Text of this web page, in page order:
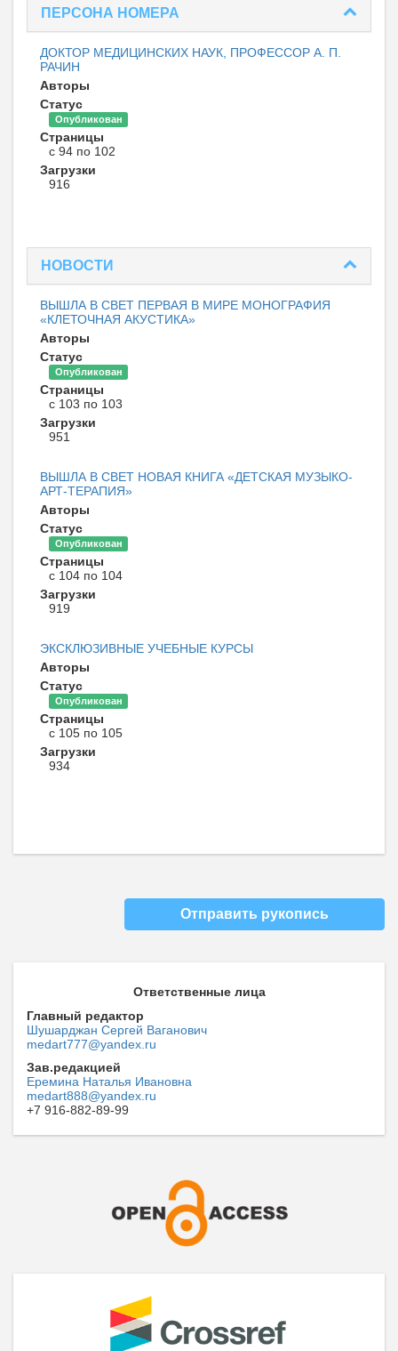
ПЕРСОНА НОМЕРА
ДОКТОР МЕДИЦИНСКИХ НАУК, ПРОФЕССОР А. П.
РАЧИН
Авторы
Статус
Опубликован
Страницы
с 94 по 102
Загрузки
916
НОВОСТИ
ВЫШЛА В СВЕТ ПЕРВАЯ В МИРЕ МОНОГРАФИЯ
«КЛЕТОЧНАЯ АКУСТИКА»
Авторы
Статус
Опубликован
Страницы
с 103 по 103
Загрузки
951
ВЫШЛА В СВЕТ НОВАЯ КНИГА «ДЕТСКАЯ МУЗЫКО-
АРТ-ТЕРАПИЯ»
Авторы
Статус
Опубликован
Страницы
с 104 по 104
Загрузки
919
ЭКСКЛЮЗИВНЫЕ УЧЕБНЫЕ КУРСЫ
Авторы
Статус
Опубликован
Страницы
с 105 по 105
Загрузки
934
Отправить рукопись
Ответственные лица
Главный редактор
Шушарджан Сергей Ваганович
medart777@yandex.ru
Зав.редакцией
Еремина Наталья Ивановна
medart888@yandex.ru
+7 916-882-89-99